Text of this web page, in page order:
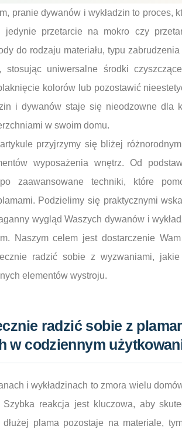
pranie dywanów i wykładzin to proces,
jedynie przetarcie na mokro czy
do rodzaju materiału, typu
stosując uniwersalne środki
kolorów lub pozostawić
i dywanów staje się nieodzowne dla
w swoim domu.
przyjrzymy się bliżej
wyposażenia wnętrz. Od
po zaawansowane techniki, które
Podzielimy się praktycznymi
wygląd Waszych dywanów i
Naszym celem jest dostarczenie
radzić sobie z wyzwaniami,
elementów wystroju.
radzić sobie z
w codziennym
i wykładzinach to zmora wielu
Szybka reakcja jest kluczowa, aby
dłużej plama pozostaje na materiale,